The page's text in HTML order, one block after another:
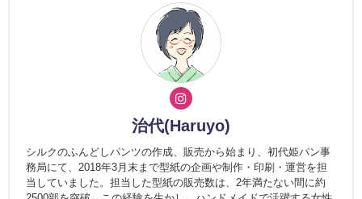
治代(Haruyo)
シルクのふんどしパンツの作成、販売から始まり、初代姫パン事
務局にて、2018年3月末まで型紙の企画や制作・印刷・運営を担
当していました。担当した型紙の販売数は、2年満たない間に約